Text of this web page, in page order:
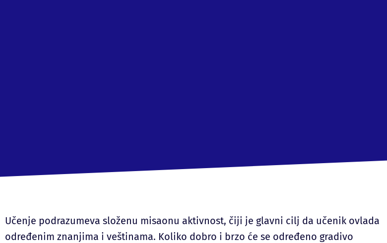
Učenje podrazumeva složenu misaonu aktivnost, čiji je glavni cilj da učenik ovlada
određenim znanjima i veštinama. Koliko dobro i brzo će se određeno gradivo